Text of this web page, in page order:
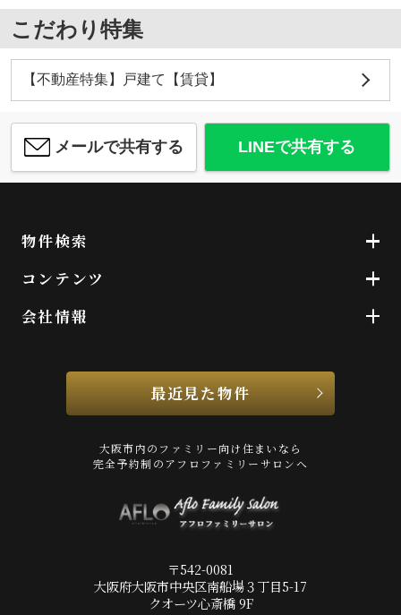
こだわり特集
【不動産特集】戸建て【賃貸】
メールで共有する LINEで共有する
物件検索
コンテンツ
会社情報
最近見た物件
大阪市内のファミリー向け住まいなら
完全予約制のアフロファミリーサロンへ
〒542-0081
大阪府大阪市中央区南船場３丁目5-17
クオーツ心斎橋 9F